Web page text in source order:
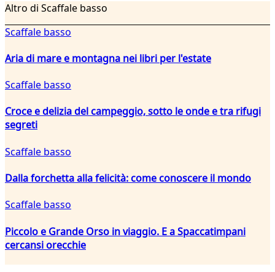
Altro di Scaffale basso
Scaffale basso
Aria di mare e montagna nei libri per l'estate
Scaffale basso
Croce e delizia del campeggio, sotto le onde e tra rifugi
segreti
Scaffale basso
Dalla forchetta alla felicità: come conoscere il mondo
Scaffale basso
Piccolo e Grande Orso in viaggio. E a Spaccatimpani
cercansi orecchie